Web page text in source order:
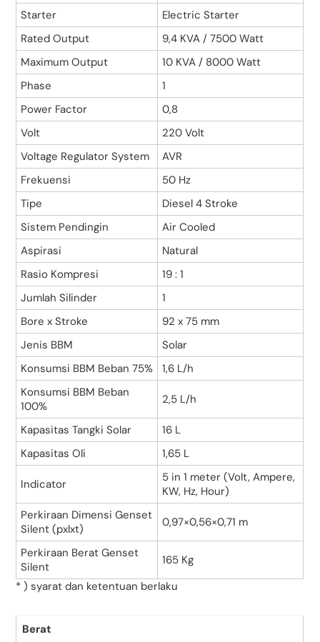
Starter
Electric Starter
Rated Output
9,4 KVA / 7500 Watt
Maximum Output
10 KVA / 8000 Watt
Phase
1
Power Factor
0,8
Volt
220 Volt
Voltage Regulator System
AVR
Frekuensi
50 Hz
Tipe
Diesel 4 Stroke
Sistem Pendingin
Air Cooled
Aspirasi
Natural
Rasio Kompresi
19 : 1
Jumlah Silinder
1
Bore x Stroke
92 x 75 mm
Jenis BBM
Solar
Konsumsi BBM Beban 75%
1,6 L/h
Konsumsi BBM Beban
100%
2,5 L/h
Kapasitas Tangki Solar
16 L
Kapasitas Oli
1,65 L
Indicator
5 in 1 meter (Volt, Ampere,
KW, Hz, Hour)
Perkiraan Dimensi Genset
Silent (pxlxt)
0,97×0,56×0,71 m
Perkiraan Berat Genset
Silent
165 Kg
* ) syarat dan ketentuan berlaku
Berat